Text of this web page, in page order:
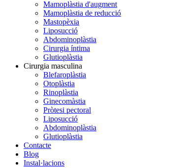
Mamoplàstia d'augment
Mamoplàstia de reducció
Mastopèxia
Liposucció
Abdominoplàstia
Cirurgia íntima
Glutioplàstia
Cirurgia masculina
Blefaroplàstia
Otoplàstia
Rinoplàstia
Ginecomàstia
Pròtesi pectoral
Liposucció
Abdominoplàstia
Glutioplàstia
Contacte
Blog
Instal·lacions